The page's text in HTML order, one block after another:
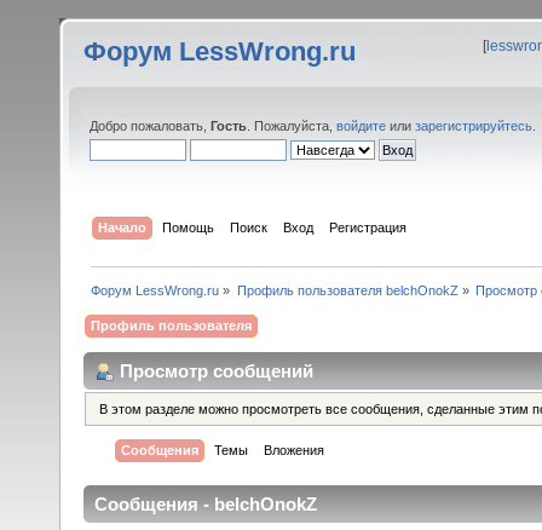
Форум LessWrong.ru [
Добро пожаловать, Гость . Пожалуйста, войдите или зарегистрируйтесь
Начало Помощь Поиск Вход Регистрация
Форум LessWrong.ru » Профиль пользователя belchOnokZ » Просмотр
Профиль пользователя
Просмотр сообщений
В этом разделе можно просмотреть все сообщения, сделанные этим
Сообщения Темы Вложения
Сообщения - belchOnokZ